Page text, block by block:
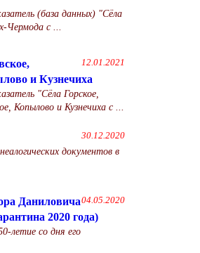
(база данных) "Сёла
Чермода с ...
12.01.2021
и Кузнечиха
"Сёла Горское,
Копылово и Кузнечиха с ...
30.12.2020
документов в
04.05.2020
Даниловича
2020 года)
летие со дня его